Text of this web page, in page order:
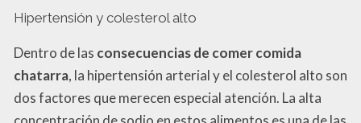
Hipertensión y colesterol alto
Dentro de las consecuencias de comer comida
chatarra, la hipertensión arterial y el colesterol alto son
dos factores que merecen especial atención. La alta